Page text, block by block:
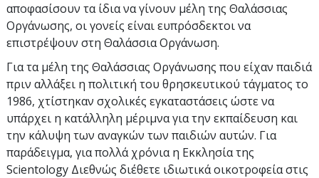
αποφασίσουν τα ίδια να γίνουν μέλη της Θαλάσσιας
Οργάνωσης, οι γονείς είναι ευπρόσδεκτοι να
επιστρέψουν στη Θαλάσσια Οργάνωση.
Για τα μέλη της Θαλάσσιας Οργάνωσης που είχαν παιδιά
πριν αλλάξει η πολιτική του θρησκευτικού τάγματος το
1986, χτίστηκαν σχολικές εγκαταστάσεις ώστε να
υπάρχει η κατάλληλη μέριμνα για την εκπαίδευση και
την κάλυψη των αναγκών των παιδιών αυτών. Για
παράδειγμα, για πολλά χρόνια η Εκκλησία της
Scientology Διεθνώς διέθετε ιδιωτικά οικοτροφεία στις